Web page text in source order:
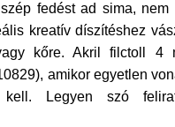
fedést ad sima, nem
kreatív díszítéshez
kőre. Akril filctoll 4
amikor egyetlen
Legyen szó